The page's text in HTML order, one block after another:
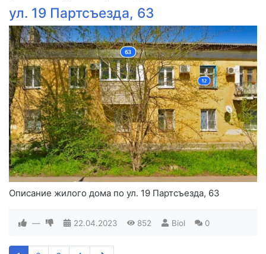
ул. 19 Партсъезда, 63
Описание жилого дома по ул. 19 Партсъезда, 63
— 22.04.2023 852 Biol 0